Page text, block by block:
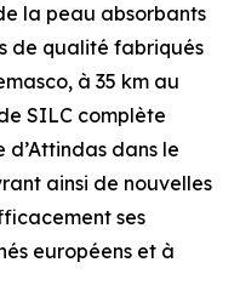
la peau absorbants
de qualité fabriqués
à 35 km au
SILC complète
dans le
ainsi de nouvelles
ses
européens et à